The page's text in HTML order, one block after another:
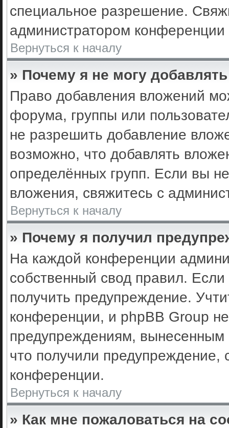
специальное разрешение.
администратором
Вернуться к началу
» Почему я не могу
Право добавления вложений
форума, группы или
не разрешить добавление
возможно, что добавлять
определённых групп. Если вы
вложения, свяжитесь с
Вернуться к началу
» Почему я получил
На каждой конференции
собственный свод правил.
получить предупреждение.
конференции, и phpBB Group
предупреждениям, вынесенным
что получили предупреждение,
конференции.
Вернуться к началу
» Как мне пожаловаться на